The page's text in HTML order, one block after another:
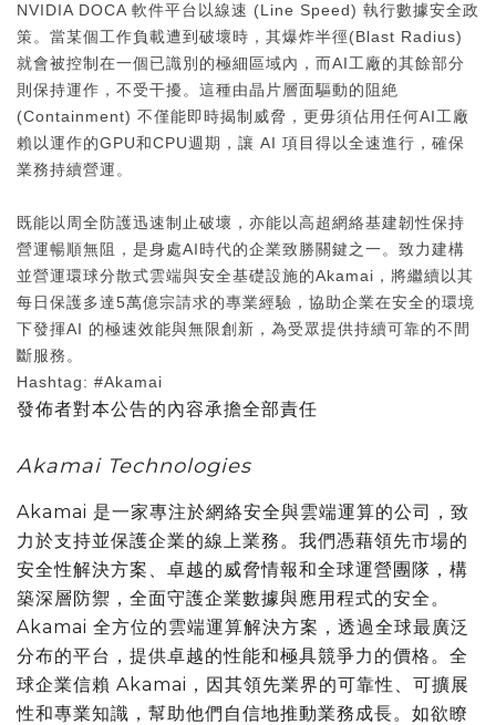
NVIDIA DOCA 軟件平台以線速 (Line Speed) 執行數據安全政
策。當某個工作負載遭到破壞時，其爆炸半徑(Blast Radius)
就會被控制在一個已識別的極細區域內，而AI工廠的其餘部分
則保持運作，不受干擾。這種由晶片層面驅動的阻絶
(Containment) 不僅能即時揭制威脅，更毋須佔用任何AI工廠
賴以運作的GPU和CPU週期，讓 AI 項目得以全速進行，確保
業務持續營運。
既能以周全防護迅速制止破壞，亦能以高超網絡基建韌性保持
營運暢順無阻，是身處AI時代的企業致勝關鍵之一。致力建構
並營運環球分散式雲端與安全基礎設施的Akamai，將繼續以其
每日保護多達5萬億宗請求的專業經驗，協助企業在安全的環境
下發揮AI 的極速效能與無限創新，為受眾提供持續可靠的不間
斷服務。
Hashtag: #Akamai
發佈者對本公告的內容承擔全部責任
Akamai Technologies
Akamai 是一家專注於網絡安全與雲端運算的公司，致
力於支持並保護企業的線上業務。我們憑藉領先市場的
安全性解決方案、卓越的威脅情報和全球運營團隊，構
築深層防禦，全面守護企業數據與應用程式的安全。
Akamai 全方位的雲端運算解決方案，透過全球最廣泛
分布的平台，提供卓越的性能和極具競爭力的價格。全
球企業信賴 Akamai，因其領先業界的可靠性、可擴展
性和專業知識，幫助他們自信地推動業務成長。如欲瞭